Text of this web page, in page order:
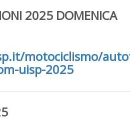
2025 DOMENICA
motociclismo/
uisp-2025